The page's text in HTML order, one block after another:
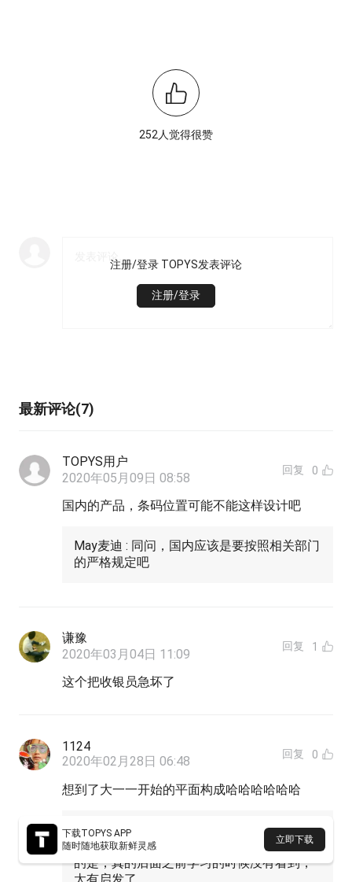
252人觉得很赞
注册/登录 TOPYS发表评论
注册/登录
最新评论(7)
TOPYS用户
2020年05月09日 08:58
回复 0
国内的产品，条码位置可能不能这样设计吧
May麦迪 : 同问，国内应该是要按照相关部门
的严格规定吧
谦豫
2020年03月04日 11:09
回复 1
这个把收银员急坏了
1124
2020年02月28日 06:48
回复 0
想到了大一一开始的平面构成哈哈哈哈哈哈
1124 : 晚上
1124 回复 1124 : 妈呀，手误，天哪，我想说
的是，真的后面之前学习的时候没有看到，
下载TOPYS APP
随时随地获取新鲜灵感
立即下载